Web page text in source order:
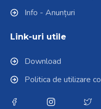
Info - Anunțuri
Link-uri utile
Download
Politica de utilizare